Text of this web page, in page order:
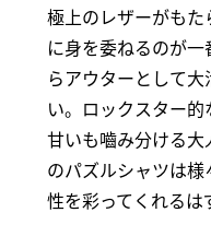
極上のレザーがも
に身を委ねるのが
らアウターとして
い。ロックスター
甘いも嚙み分ける大
のパズルシャツは
性を彩ってくれるは